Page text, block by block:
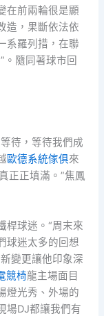
在前兩輪很是顯
造，果斷依法依
系羅列措，在聯
。隨同著球市回
待，等待我們成
歐德系統傢俱來
正正填滿。”焦鳳
桿球迷。“周末來
球迷太多的回想
變更讓他印象深
競椅龍主場面目
燈光秀、外場的
場DJ都讓我們有